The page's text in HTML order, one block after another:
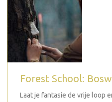
Forest School:
Laat je fantasie de vrije loop